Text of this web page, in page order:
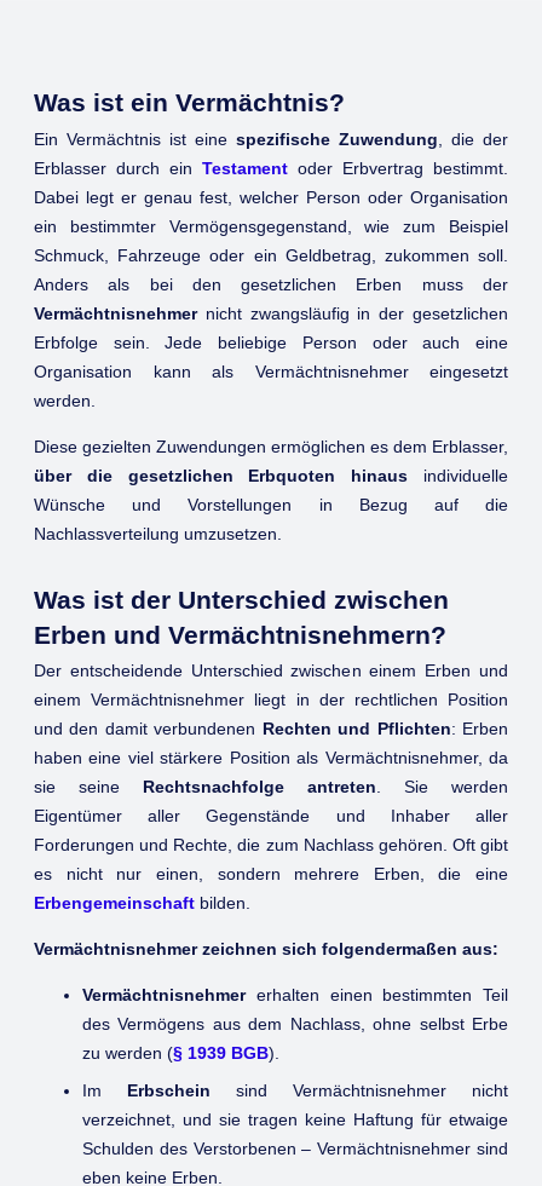
Was ist ein Vermächtnis?
Ein Vermächtnis ist eine spezifische Zuwendung , die der
Erblasser durch ein Testament oder Erbvertrag bestimmt.
Dabei legt er genau fest, welcher Person oder Organisation
ein bestimmter Vermögensgegenstand, wie zum Beispiel
Schmuck, Fahrzeuge oder ein Geldbetrag, zukommen soll.
Anders als bei den gesetzlichen Erben muss der
Vermächtnisnehmernicht zwangsläufig in der gesetzlichen
Erbfolge sein. Jede beliebige Person oder auch eine
Organisation kann als Vermächtnisnehmer eingesetzt
werden.
Diese gezielten Zuwendungen ermöglichen es dem Erblasser,
über die gesetzlichen Erbquoten hinaus individuelle
Wünsche und Vorstellungen in Bezug auf die
Nachlassverteilung umzusetzen.
Was ist der Unterschied zwischen
Erben und Vermächtnisnehmern?
Der entscheidende Unterschied zwischen einem Erben und
einem Vermächtnisnehmer liegt in der rechtlichen Position
und den damit verbundenen Rechten und Pflichten: Erben
haben eine viel stärkere Position als Vermächtnisnehmer, da
sie seine Rechtsnachfolge antreten . Sie werden
Eigentümer aller Gegenstände und Inhaber aller
Forderungen und Rechte, die zum Nachlass gehören. Oft gibt
es nicht nur einen, sondern mehrere Erben, die eine
Erbengemeinschaft bilden.
Vermächtnisnehmer zeichnen sich folgendermaßen aus:
Vermächtnisnehmererhalten einen bestimmten Teil
des Vermögens aus dem Nachlass, ohne selbst Erbe
zu werden (§ 1939 BGB).
Im Erbschein sind Vermächtnisnehmer nicht
verzeichnet, und sie tragen keine Haftung für etwaige
Schulden des Verstorbenen – Vermächtnisnehmer sind
eben keine Erben.